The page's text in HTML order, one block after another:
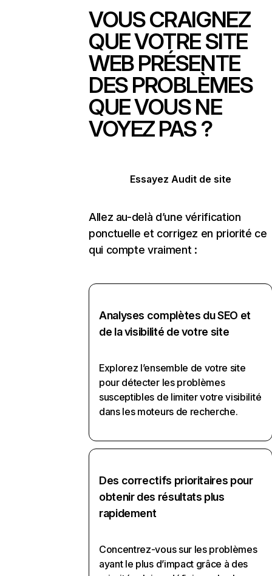
VOUS CRAIGNEZ
QUE VOTRE SITE
WEB PRÉSENTE
DES PROBLÈMES
QUE VOUS NE
VOYEZ PAS ?
Essayez Audit de site
Allez au-delà d’une vérification
ponctuelle et corrigez en priorité ce
qui compte vraiment :
Analyses complètes du SEO et
de la visibilité de votre site
Explorez l’ensemble de votre site
pour détecter les problèmes
susceptibles de limiter votre visibilité
dans les moteurs de recherche.
Des correctifs prioritaires pour
obtenir des résultats plus
rapidement
Concentrez-vous sur les problèmes
ayant le plus d’impact grâce à des